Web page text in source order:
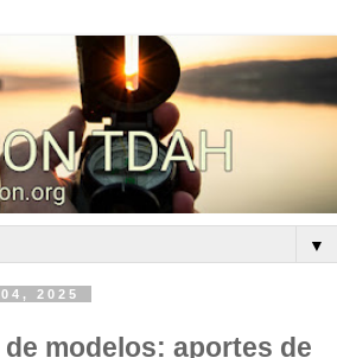
▼
2025
modelos: aportes de